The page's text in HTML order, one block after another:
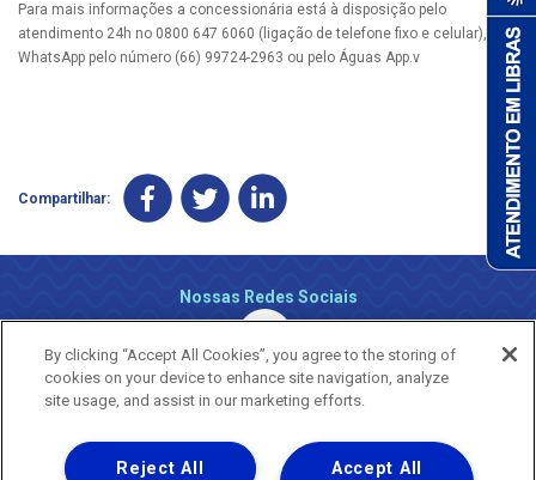
Para mais informações a concessionária está à disposição pelo
atendimento 24h no 0800 647 6060 (ligação de telefone fixo e celular), via
WhatsApp pelo número (66) 99724-2963 ou pelo Águas App.v
Compartilhar:
Nossas Redes Sociais
By clicking “Accept All Cookies”, you agree to the storing of
cookies on your device to enhance site navigation, analyze
site usage, and assist in our marketing efforts.
Accept All
Reject All